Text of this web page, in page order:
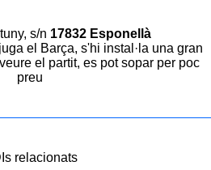
s/n 17832 Esponellà
el Barça, s'hi instal·la una gran
el partit, es pot sopar per poc
preu
relacionats